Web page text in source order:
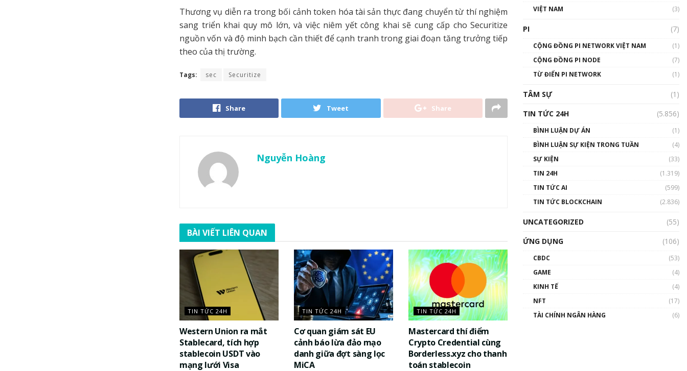
Thương vụ diễn ra trong bối cảnh token hóa tài sản thực đang chuyển từ thí nghiệm
sang triển khai quy mô lớn, và việc niêm yết công khai sẽ cung cấp cho Securitize
nguồn vốn và độ minh bạch cần thiết để cạnh tranh trong giai đoạn tăng trưởng tiếp
theo của thị trường.
Tags: sec Securitize
Share Tweet Share
Nguyễn Hoàng
BÀI VIẾT LIÊN QUAN
TIN TỨC 24H
Western Union ra mắt
Stablecard, tích hợp
stablecoin USDT vào
mạng lưới Visa
TIN TỨC 24H
Cơ quan giám sát EU
cảnh báo lừa đảo mạo
danh giữa đợt sàng lọc
MiCA
TIN TỨC 24H
Mastercard thí điểm
Crypto Credential cùng
Borderless.xyz cho thanh
toán stablecoin
01:32:59
Talkshow17: Mùa đông
Crypto – Chiếc khăn gió ấm
01:49:30
Talkshow 14: MemeCoin –
VIỆT NAM
(3)
PI (7)
CỘNG ĐỒNG PI NETWORK VIỆT NAM
(1)
CỘNG ĐỒNG PI NODE
(7)
TỪ ĐIỂN PI NETWORK
(1)
TÂM SỰ
(1)
TIN TỨC 24H
(5.856)
BÌNH LUẬN DỰ ÁN
(1)
BÌNH LUẬN SỰ KIỆN TRONG TUẦN
(4)
SỰ KIỆN
(33)
TIN 24H
(1.319)
TIN TỨC AI
(599)
TIN TỨC BLOCKCHAIN
(2.836)
UNCATEGORIZED
(55)
ỨNG DỤNG
(106)
CBDC
(53)
GAME
(4)
KINH TẾ
(4)
NFT
(17)
TÀI CHÍNH NGÂN HÀNG
(6)